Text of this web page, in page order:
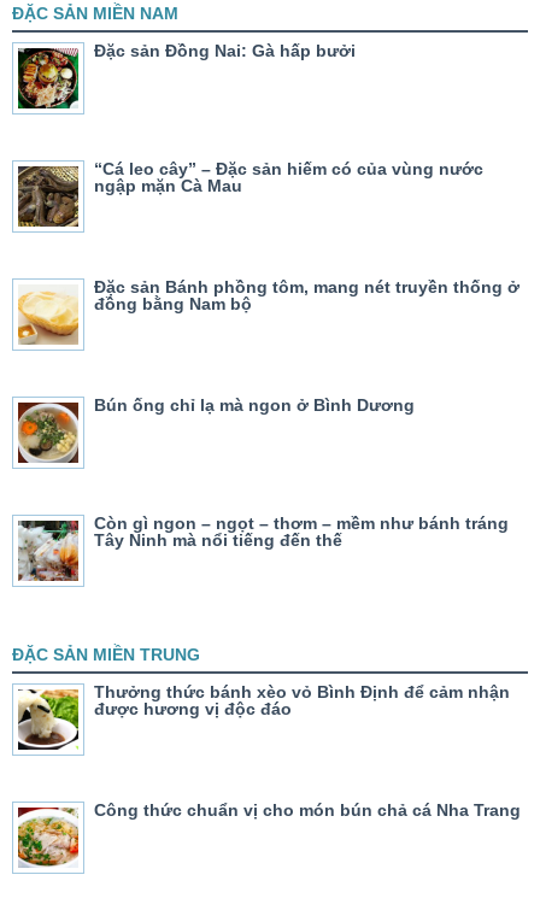
ĐẶC SẢN MIỀN NAM
Đặc sản Đồng Nai: Gà hấp bưởi
“Cá leo cây” – Đặc sản hiếm có của vùng nước
ngập mặn Cà Mau
Đặc sản Bánh phồng tôm, mang nét truyền thống ở
đồng bằng Nam bộ
Bún ống chỉ lạ mà ngon ở Bình Dương
Còn gì ngon – ngọt – thơm – mềm như bánh tráng
Tây Ninh mà nổi tiếng đến thế
ĐẶC SẢN MIỀN TRUNG
Thưởng thức bánh xèo vỏ Bình Định để cảm nhận
được hương vị độc đáo
Công thức chuẩn vị cho món bún chả cá Nha Trang